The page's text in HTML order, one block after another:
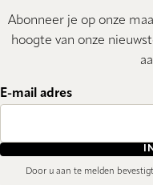
Abonneer je op onze
hoogte van onze
E-mail adres
Door u aan te melden